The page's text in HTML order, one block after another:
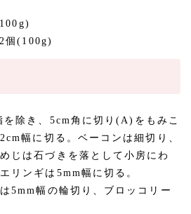
(100g)
除き、5cm角に切り(A)をもみこ
幅に切る。ベーコンは細切り、
じは石づきを落として小房にわ
リンギは5mm幅に切る。
5mm幅の輪切り、ブロッコリー